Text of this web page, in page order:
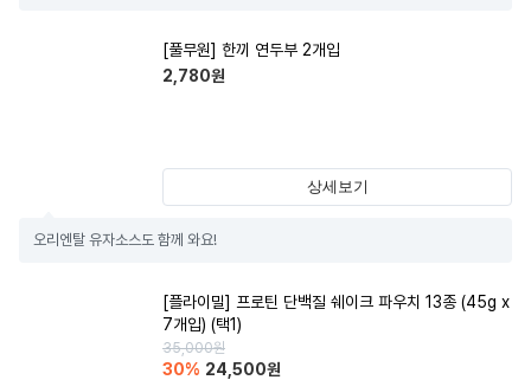
[풀무원] 한끼 연두부 2개입
2,780원
상세보기
오리엔탈 유자소스도 함께 와요!
[플라이밀] 프로틴 단백질 쉐이크 파우치 13종 (45g x
7개입) (택1)
35,000원
30% 24,500원